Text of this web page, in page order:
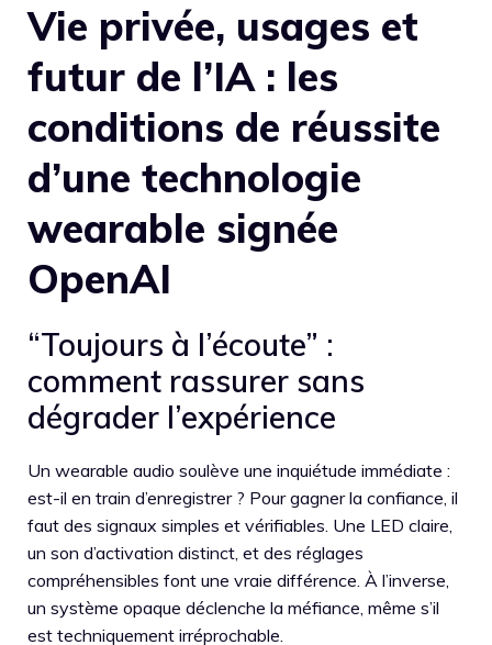
Vie privée, usages et
futur de l’IA : les
conditions de réussite
d’une technologie
wearable signée
OpenAI
“Toujours à l’écoute” :
comment rassurer sans
dégrader l’expérience
Un wearable audio soulève une inquiétude immédiate :
est-il en train d’enregistrer ? Pour gagner la confiance, il
faut des signaux simples et vérifiables. Une LED claire,
un son d’activation distinct, et des réglages
compréhensibles font une vraie différence. À l’inverse,
un système opaque déclenche la méfiance, même s’il
est techniquement irréprochable.